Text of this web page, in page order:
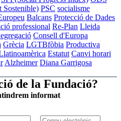
Sostenible) PSC socialisme
Balcans Protecció de Dades
professional Re-Plan Lleida
Consell d'Europa
Grècia LGTBfòbia Productiva
Estatut Canvi horari
Alzheimer Diana Garrigosa
de la Fundació?
informat